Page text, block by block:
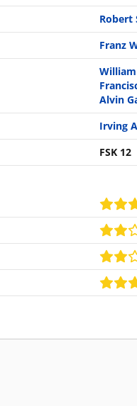
Robert
Franz
Alvin
Irving
FSK 12